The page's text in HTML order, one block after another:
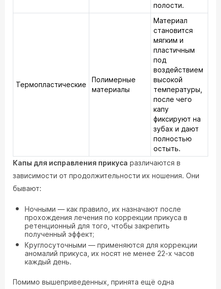
полости.
Термопластические
Полимерные
материалы
Материал
становится
мягким и
пластичным
под
воздействием
высокой
температуры,
после чего
капу
фиксируют на
зубах и дают
полностью
остыть.
Капы для исправления прикуса различаются в
зависимости от продолжительности их ношения. Они
бывают:
Ночными — как правило, их назначают после
прохождения лечения по коррекции прикуса в
ретенционный для того, чтобы закрепить
полученный эффект;
Круглосуточными — применяются для коррекции
аномалий прикуса, их носят не менее 22-х часов
каждый день.
Помимо вышеприведенных, принята ещё одна